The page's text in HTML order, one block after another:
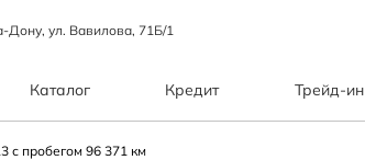
Дону, ул. Вавилова, 71Б/1
Каталог Кредит Трейд-ин
с пробегом 96 371 км